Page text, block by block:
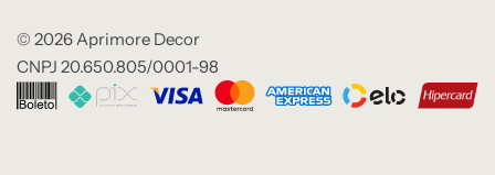
© 2026 Aprimore Decor
CNPJ 20.650.805/0001-98